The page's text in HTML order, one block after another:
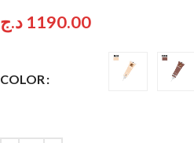
1190.00 د.ج
COLOR